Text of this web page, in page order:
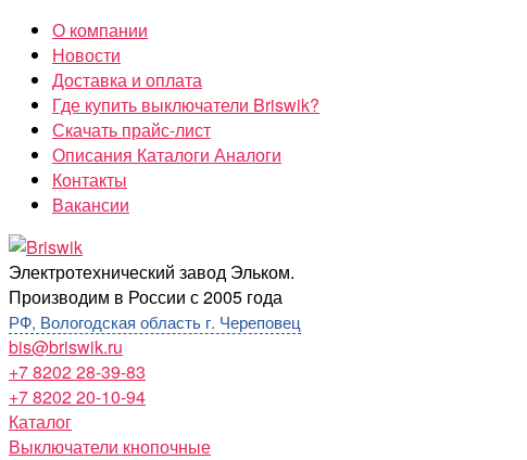
Перейти
содержимому
О компании
Новости
Доставка и оплата
Где купить выключатели Briswik?
Скачать прайс-лист
Описания Каталоги Аналоги
Контакты
Вакансии
Briswik
Электротехнический завод Эльком.
Производим в России с 2005 года
РФ, Вологодская область г. Череповец
bis@briswik.ru
+7 8202 28-39-83
+7 8202 20-10-94
Каталог
Выключатели кнопочные